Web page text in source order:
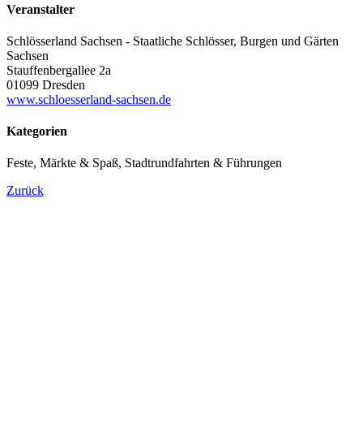
Veranstalter
Schlösserland Sachsen - Staatliche Schlösser, Burgen und Gärten
Sachsen
Stauffenbergallee 2a
01099 Dresden
www.schloesserland-sachsen.de
Kategorien
Feste, Märkte & Spaß, Stadtrundfahrten & Führungen
Zurück